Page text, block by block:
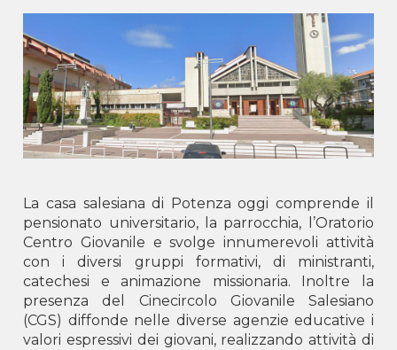
LUSHNJË -Shën Pjetri dhe Pali
SCUTARI -
B.V. Buon Consiglio
TIRANA -
San Giovanni Bosco
Kosovo
GJILAN -Don Bosko
PRISTINA -Don Bosko
Podgorica -Centro Don Bosco
La casa salesiana di Potenza oggi comprende il
pensionato universitario, la parrocchia, l’Oratorio
Centro Giovanile e svolge innumerevoli attività
con i diversi gruppi formativi, di ministranti,
catechesi e animazione missionaria. Inoltre la
presenza del Cinecircolo Giovanile Salesiano
(CGS) diffonde nelle diverse agenzie educative i
valori espressivi dei giovani, realizzando attività di